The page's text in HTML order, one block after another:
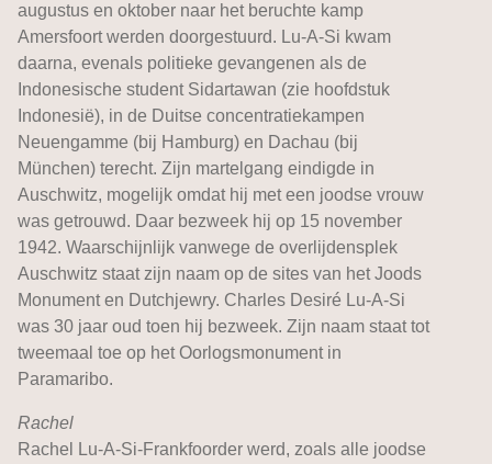
augustus en oktober naar het beruchte kamp
Amersfoort werden doorgestuurd. Lu-A-Si kwam
daarna, evenals politieke gevangenen als de
Indonesische student Sidartawan (zie hoofdstuk
Indonesië), in de Duitse concentratiekampen
Neuengamme (bij Hamburg) en Dachau (bij
München) terecht. Zijn martelgang eindigde in
Auschwitz, mogelijk omdat hij met een joodse vrouw
was getrouwd. Daar bezweek hij op 15 november
1942. Waarschijnlijk vanwege de overlijdensplek
Auschwitz staat zijn naam op de sites van het Joods
Monument en Dutchjewry. Charles Desiré Lu-A-Si
was 30 jaar oud toen hij bezweek. Zijn naam staat tot
tweemaal toe op het Oorlogsmonument in
Paramaribo.
Rachel
Rachel Lu-A-Si-Frankfoorder werd, zoals alle joodse